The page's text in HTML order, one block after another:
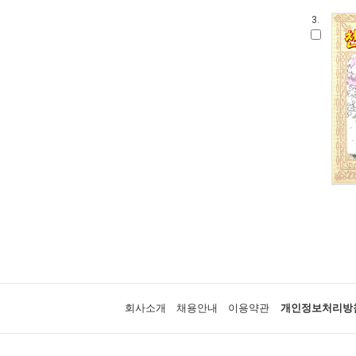
3.
회사소개 채용안내 이용약관 개인정보처리방